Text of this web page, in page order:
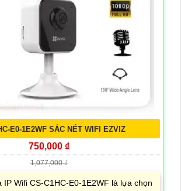
E0-1E2WF SẮC NÉT WIFI EZVIZ
750,000 ₫
1,077,000 ₫
IP Wifi CS-C1HC-E0-1E2WF là lựa chọn